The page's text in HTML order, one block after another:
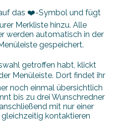
das ❤️-Symbol und fügt
Merkliste hinzu. Alle
werden automatisch in der
gespeichert.
getroffen habt, klickt
Menüleiste. Dort findet ihr
noch einmal übersichtlich
bis zu drei Wunschredner
mit nur einer
kontaktieren